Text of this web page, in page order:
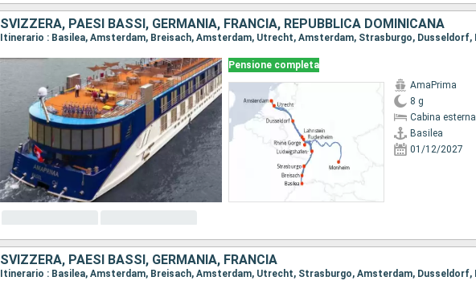
SVIZZERA, PAESI BASSI, GERMANIA, FRANCIA, REPUBBLICA DOMINICANA
Pensione completa
AmaPrima
8 g
Cabina esterna
Basilea
01/12/2027
SVIZZERA, PAESI BASSI, GERMANIA, FRANCIA